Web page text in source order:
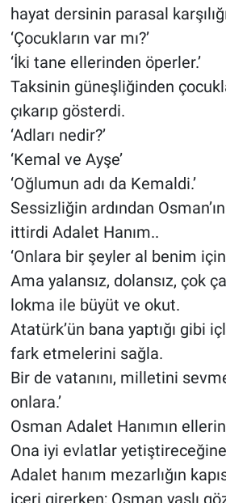
hayat dersinin parasal
‘Çocukların var mı?’
‘İki tane ellerinden öperler.’
Taksinin güneşliğinden
çıkarıp gösterdi.
‘Adları nedir?’
‘Kemal ve Ayşe’
‘Oğlumun adı da Kemaldi.’
Sessizliğin ardından
ittirdi Adalet Hanım..
‘Onlara bir şeyler al benim
Ama yalansız, dolansız, çok
lokma ile büyüt ve okut.
Atatürk’ün bana yaptığı gibi
fark etmelerini sağla.
Bir de vatanını, milletini
onlara.’
Osman Adalet Hanımın
Ona iyi evlatlar
Adalet hanım mezarlığın
içeri girerken; Osman yaşlı